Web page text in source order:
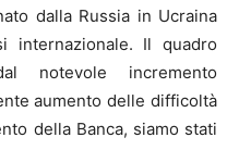
dalla Russia in Ucraina
internazionale. Il quadro
notevole incremento
aumento delle difficoltà
della Banca, siamo stati